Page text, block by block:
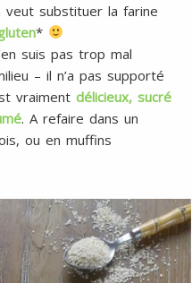
veut substituer la farine
*
suis pas trop mal
– il n’a pas supporté
vraiment délicieux, sucré
. A refaire dans un
ou en muffins